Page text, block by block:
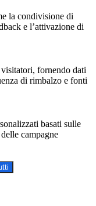
la condivisione di
e l’attivazione di
fornendo dati
di rimbalzo e fonti
basati sulle
campagne